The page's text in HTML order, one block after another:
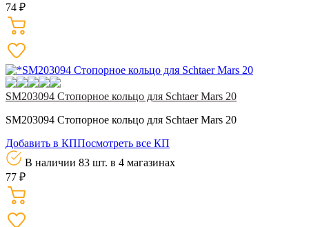
74 ₽
SM203094 Стопорное кольцо для Schtaer Mars 20
SM203094 Стопорное кольцо для Schtaer Mars 20
Добавить в КППосмотреть все КП
В наличии 83 шт. в 4 магазинах
77 ₽